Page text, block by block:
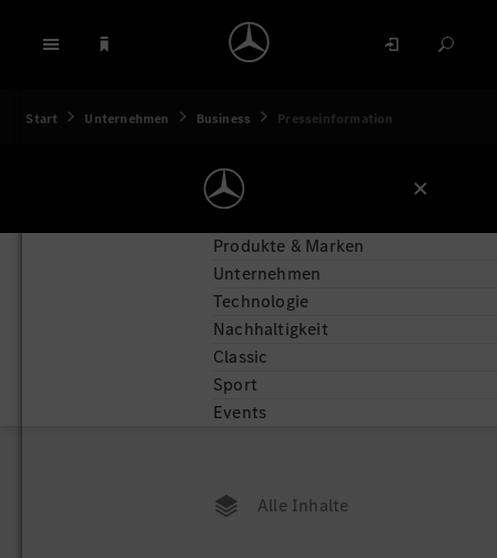
Start Unternehmen Business Presseinformation
Produkte & Marken
Unternehmen
Technologie
Nachhaltigkeit
Classic
Sport
Events
Alle Inhalte